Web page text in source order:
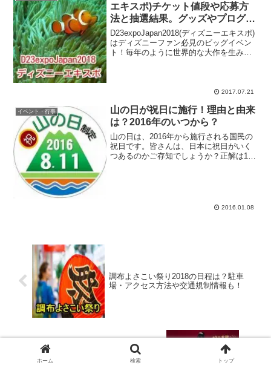
エキスポ)チケット値段や応募方
法と抽選結果。グッズやプログラ
ム情報も
D23expoJapan2018(ディズニーエキスポ)
はディズニーファン必見のビッグイベン
ト！毎年のように世界的な大作を生み出
2017.07.21
イベント・行事
山の日が祝日に施行！理由と由来
は？2016年のいつから？
山の日は、2016年から施行される国民の
祝日です。皆さんは、日本に祝日がいく
つあるのかご存知でしょうか？正解は15
2016.01.08
調布よさこい祭り2018の日程は？駐車
場・アクセス方法や交通規制情報も！
過保護のカホコ2018ｽﾍﾟｼｬﾙﾄﾞﾗﾏのキャス
ホーム 検索 トップ